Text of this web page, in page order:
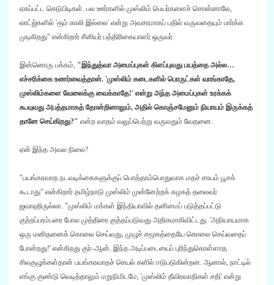
ஏகப்பட்ட கெடுபிடிகள். பல ஊர்களில் முஸ்லிம் பெயர்களைச் சொன்னாலே,
லாட்ஜ்களில் 'ரூம் காலி இல்லை' என்று அவசரமாகப் பதில் வருவதையும் பார்க்க
முடிகிறது" என்கிறார் சீனியர் பத்திரிகையாளர் ஒருவர்.
இன்னொரு பக்கம், "இந்துத்வா அமைப்புகள் கிளப்புவது பயத்தை அல்ல…
எச்சரிக்கை உணர்வைத்தான். 'முஸ்லிம் கடைகளில் பொருட்கள் வாங்காதே,
முஸ்லிம்களை வேலைக்கு வைக்காதே!' என்று அந்த அமைப்புகள் உரக்கக்
கூவுவது அபத்தமாகத் தோன்றினாலும், அதில் கொஞ்சமேனும் நியாயம் இருக்கத்
தானே செய்கிறது?" என்ற வாதம் வலுப்பெற்று வருவதும் வேதனை.
ஏன் இந்த அவல நிலை?
"பயங்கரவாத நடவடிக்கைகளுக்குப் பொத்தாம்பொதுவாக மதச் சாயம் பூசக்
கூடாது" என்கிறார் தமிழ்நாடு முஸ்லிம் முன்னேற்றக் கழகத் தலைவர்
ஜவாஹிருல்லா. "முஸ்லிம் மக்கள் இந்தியாவில் தனிமைப் படுத்தப்பட்டு
குற்றப்பரம்பரை போல முத்திரை குத்தப்படுவது அதிகமாகிவிட்டது. 'அநியாயமாக
ஒரு மனிதனைக் கொலை செய்வது, முழுச் சமூகத்தையே கொலை செய்வதைப்
போன்றது!' என்கிறது குர்–ஆன். இந்த அடிப்படையைப் புரிந்துகொள்ளாத
சிலகுழுக்கள்தான் பயங்கரவாதச் செயல் களில் ஈடுபடுகின்றன. ஆனால், நாட்டில்
எங்கு குண்டு வெடித்தாலும் மறுநிமிடமே, 'முஸ்லிம் தீவிரவாதிகள் சதி' என்று